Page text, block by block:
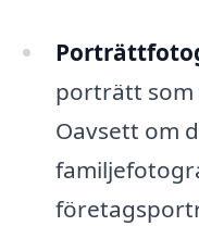
porträtt som
Oavsett om